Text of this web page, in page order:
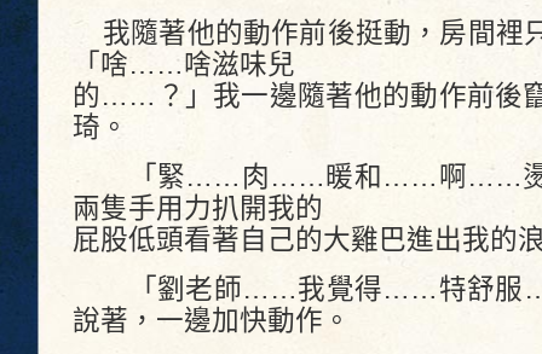
我隨著他的動作前後挺動，房間裡
「啥……啥滋味兒
的……？」我一邊隨著他的動作前後
琦。
「緊……肉……暖和……啊……燙
兩隻手用力扒開我的
屁股低頭看著自己的大雞巴進出我的
「劉老師……我覺得……特舒服
說著，一邊加快動作。